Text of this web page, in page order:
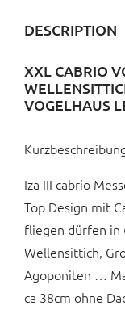
DESCRIPTION
XXL CABRIO
OGELHAUS
Iza III cabrio
Top Design mit
fliegen dürfen in
Wellensittich,
Agoponiten …
ca 38cm ohne